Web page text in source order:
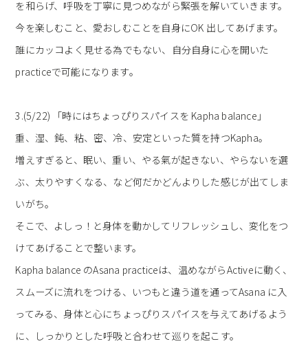
を和らげ、呼吸を丁寧に見つめながら緊張を解いていきます。
今を楽しむこと、愛おしむことを自身にOK 出してあげます。
誰にカッコよく見せる為でもない、自分自身に心を開いた
practiceで可能になります。
3.(5/22) 「時にはちょっぴりスパイスを Kapha balance」
重、湿、鈍、粘、密、冷、安定といった質を持つKapha。
増えすぎると、眠い、重い、やる氣が起きない、やらないを選
ぶ、太りやすくなる、など何だかどんよりした感じが出てしま
いがち。
そこで、よしっ！と身体を動かしてリフレッシュし、変化をつ
けてあげることで整います。
Kapha balance のAsana practiceは、温めながらActiveに動く、
スムーズに流れをつける、いつもと違う道を通ってAsana に入
ってみる、身体と心にちょっぴりスパイスを与えてあげるよう
に、しっかりとした呼吸と合わせて巡りを起こす。